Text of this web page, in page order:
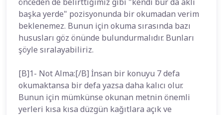
başka yerde" pozisyonunda bir okumadan verim
beklenemez. Bunun için okuma sırasında bazı
hususları göz önünde bulundurmalıdır. Bunları
şöyle sıralayabiliriz.
[B]1- Not Alma:[/B] İnsan bir konuyu 7 defa
okumaktansa bir defa yazsa daha kalıcı olur.
Bunun için mümkünse okunan metnin önemli
yerleri kısa kısa düzgün kağıtlara açık ve